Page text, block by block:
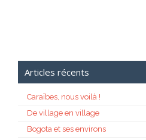
Articles récents
Caraïbes, nous voilà !
De village en village
Bogota et ses environs